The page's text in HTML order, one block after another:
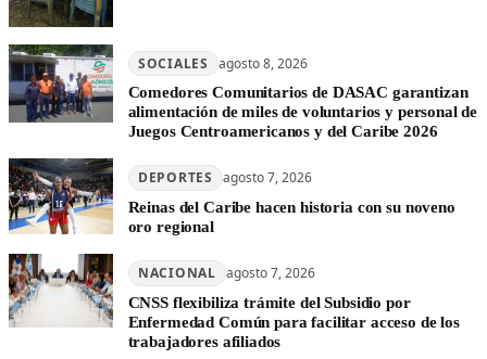
SOCIALES agosto 8, 2026
Comedores Comunitarios de DASAC garantizan
alimentación de miles de voluntarios y personal de
Juegos Centroamericanos y del Caribe 2026
DEPORTES agosto 7, 2026
Reinas del Caribe hacen historia con su noveno
oro regional
NACIONAL agosto 7, 2026
CNSS flexibiliza trámite del Subsidio por
Enfermedad Común para facilitar acceso de los
trabajadores afiliados